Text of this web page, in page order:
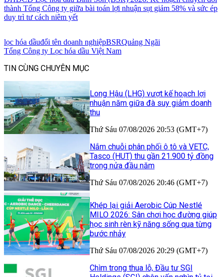
thành Tổng Công ty giữa bài toán lợi nhuận sụt giảm 58% và sức ép
duy trì tư cách niêm yết
lọc hóa dầuđổi tên doanh nghiệpBSRQuảng Ngãi
Tổng Công ty Lọc hóa dầu Việt Nam
TIN CÙNG CHUYÊN MỤC
Long Hậu (LHG) vượt kế hoạch lợi
nhuận năm giữa đà suy giảm doanh
thu
Thứ Sáu 07/08/2026 20:53 (GMT+7)
Nắm chuỗi phân phối ô tô và VETC,
Tasco (HUT) thu gần 21.900 tỷ đồng
trong nửa đầu năm
Thứ Sáu 07/08/2026 20:46 (GMT+7)
Khép lại giải Aerobic Cúp Nestlé
MILO 2026: Sân chơi học đường giúp
học sinh rèn kỹ năng sống qua từng
bước nhảy
Thứ Sáu 07/08/2026 20:29 (GMT+7)
Chìm trong thua lỗ, Đầu tư SGI